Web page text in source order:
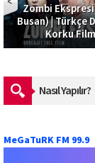
Zombi
Busan) | Türkçe
Korku
Nasıl Yapılır?
MeGaTuRK FM 99.9